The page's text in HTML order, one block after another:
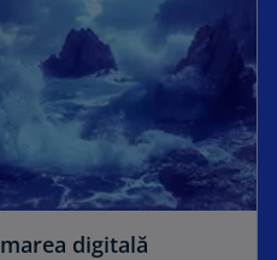
digitală